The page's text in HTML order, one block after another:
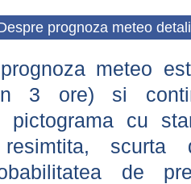
prognoza meteo
meteo
3 ore) si
pictograma cu
scurta
de